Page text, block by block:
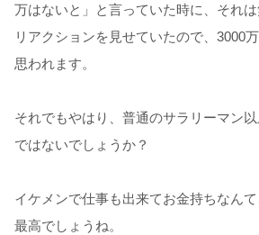
万はないと」と言っていた時に、それ
リアクションを見せていたので、3000
思われます。
それでもやはり、普通のサラリーマン
ではないでしょうか？
イケメンで仕事も出来てお金持ちなん
最高でしょうね。